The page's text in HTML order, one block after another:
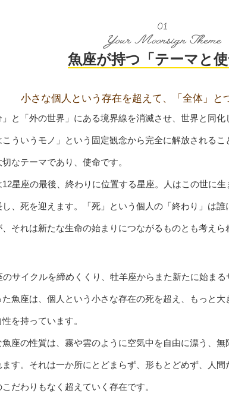
魚座が持つ「テーマと使
小さな個人という存在を超えて、 「全体」と
」と「外の世界」にある境界線を消滅させ、世界と同
こういうモノ」という固定観念から完全に解放されるこ
なテーマであり、使命です。
12星座の最後、終わりに位置する星座。人はこの世に
し、死を迎えます。「死」という個人の「終わり」は
、それは新たな生命の始まりにつながるものとも考えら
のサイクルを締めくくり、牡羊座からまた新たに始ま
た魚座は、個人という小さな存在の死を超え、もっと
を持っています。
魚座の性質は、霧や雲のように空気中を自由に漂う、
ます。それは一か所にとどまらず、形もとどめず、人
こだわりもなく超えていく存在です。